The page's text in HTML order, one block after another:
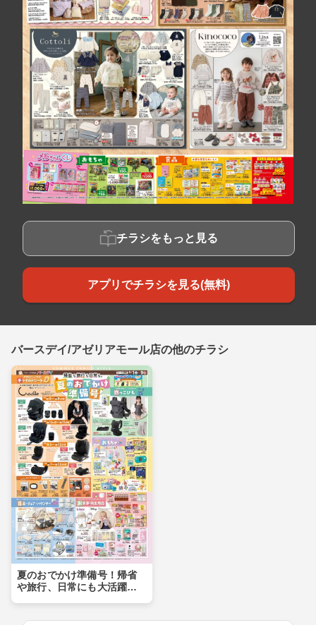
チラシをもっと見る
アプリでチラシを見る(無料)
バースデイ/アゼリアモール店の他のチラシ
夏のおでかけ準備号！帰省
や旅行、日常にも大活躍ア